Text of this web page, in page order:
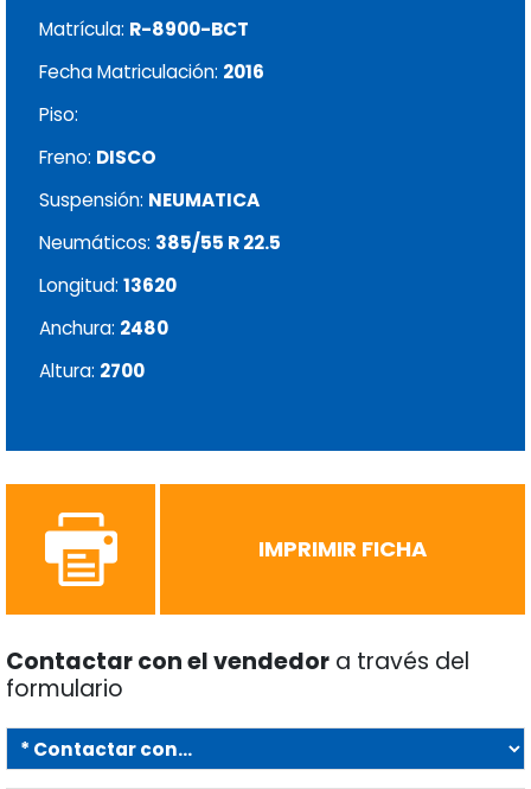
Matrícula: R-8900-BCT
Fecha Matriculación: 2016
Piso:
Freno: DISCO
Suspensión: NEUMATICA
Neumáticos: 385/55 R 22.5
Longitud: 13620
Anchura: 2480
Altura: 2700
IMPRIMIR FICHA
Contactar con el vendedor a través del
formulario